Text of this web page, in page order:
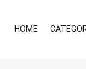
HOME